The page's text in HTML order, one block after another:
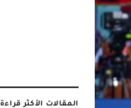
المقالات الأكثر قراءة